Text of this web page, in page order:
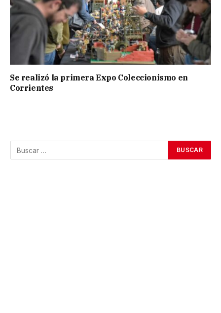
Se realizó la primera Expo Coleccionismo en
Corrientes